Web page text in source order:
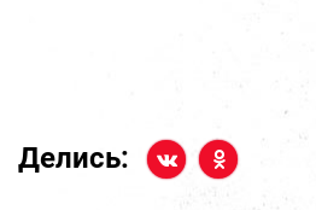
Делись: